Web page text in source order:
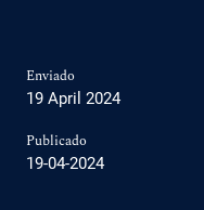
Enviado
19 April 2024
Publicado
19-04-2024